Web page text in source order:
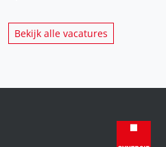
Bekijk alle vacatures